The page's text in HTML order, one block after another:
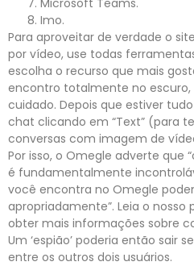
Imo.
Para aproveitar de verdade o
por vídeo, use todas
escolha o recurso que mais
encontro totalmente no
cuidado. Depois que estiver
chat clicando em “Text” (para
conversas com imagem de
Por isso, o Omegle adverte
é fundamentalmente
você encontra no Omegle
apropriadamente”. Leia o
obter mais informações sobre
Um ‘espião’ poderia então sair
entre os outros dois usuários.